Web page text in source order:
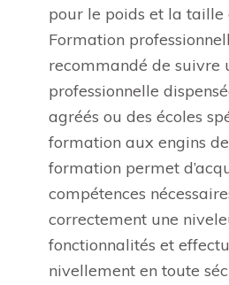
pour le poids et la taille
Formation
recommandé de suivre
professionnelle
agréés ou des écoles
formation aux engins
formation permet
compétences
correctement une
fonctionnalités et
nivellement en toute